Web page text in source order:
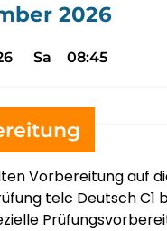
GÀIDHLIG
SHONA
سنڌي
2026
Sa 08:45
Vorbereitung auf
telc Deutsch C1